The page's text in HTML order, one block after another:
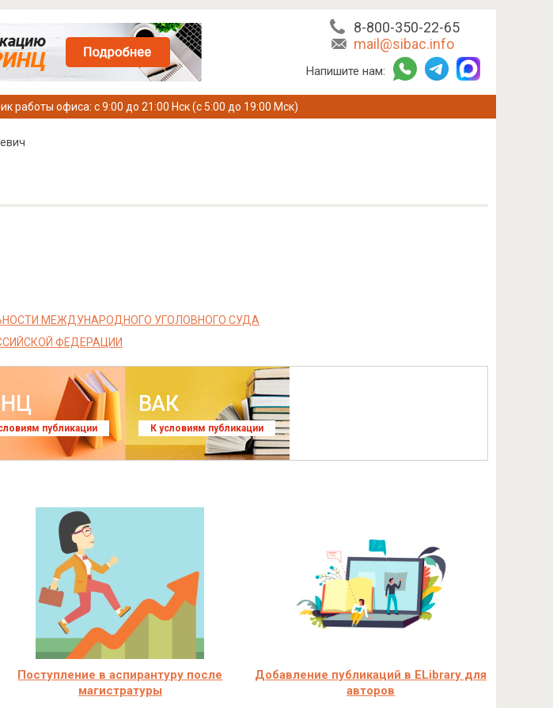
8-800-350-22-65
mail@sibac.info
Напишите нам:
работы офиса: с 9:00 до 21:00 Нск (с 5:00 до 19:00 Мск)
МЕЖДУНАРОДНОГО УГОЛОВНОГО СУДА
ФЕДЕРАЦИИ
публикации
ВАК
К условиям публикации
Поступление в аспирантуру после
магистратуры
Добавление публикаций в ELibrary для
авторов